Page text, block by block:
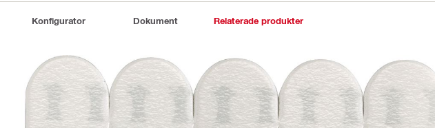
Konfigurator Dokument Relaterade produkter